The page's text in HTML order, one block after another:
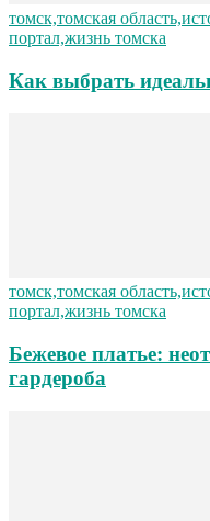
томск,томская
портал,жизнь томска
Как выбрать
томск,томская
портал,жизнь томска
Бежевое платье:
гардероба